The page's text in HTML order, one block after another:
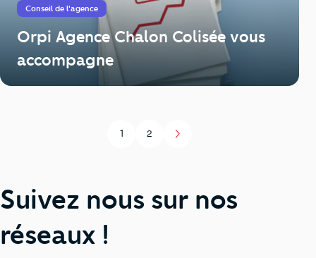
Conseil de l'agence
Orpi Agence Chalon Colisée vous
accompagne
Page
1
Page
2
Suivez nous sur nos
réseaux !